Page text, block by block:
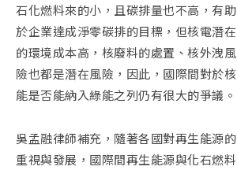
石化燃料來的小，且碳排量也不高，有助
於企業達成淨零碳排的目標，但核電潛在
的環境成本高，核廢料的處置、核外洩風
險也都是潛在風險，因此，國際間對於核
能是否能納入綠能之列仍有很大的爭議。
吳孟融律師補充，隨著各國對再生能源的
重視與發展，國際間再生能源與化石燃料